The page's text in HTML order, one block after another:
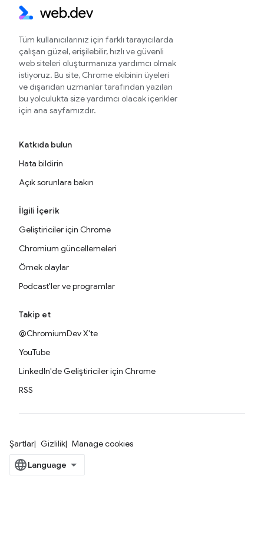
Tüm kullanıcılarınız için farklı tarayıcılarda
çalışan güzel, erişilebilir, hızlı ve güvenli
web siteleri oluşturmanıza yardımcı olmak
istiyoruz. Bu site, Chrome ekibinin üyeleri
ve dışarıdan uzmanlar tarafından yazılan
bu yolculukta size yardımcı olacak içerikler
için ana sayfamızdır.
Katkıda bulun
Hata bildirin
Açık sorunlara bakın
İlgili İçerik
Geliştiriciler için Chrome
Chromium güncellemeleri
Örnek olaylar
Podcast'ler ve programlar
Takip et
@ChromiumDev X'te
YouTube
LinkedIn'de Geliştiriciler için Chrome
RSS
Şartlar Gizlilik Manage cookies